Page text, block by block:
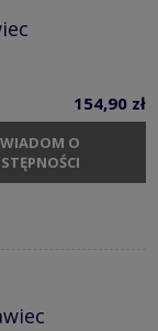
154,90 zł
O